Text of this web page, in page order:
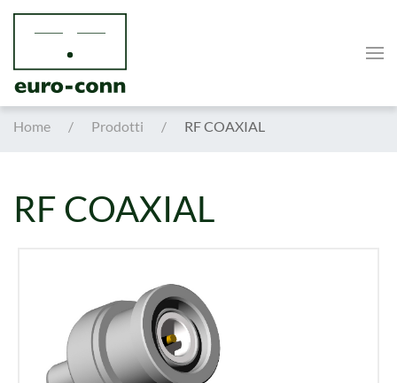
Skip to main content
Home Prodotti RF COAXIAL
RF COAXIAL